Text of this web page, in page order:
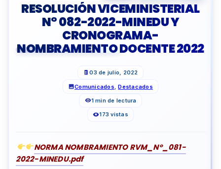
RESOLUCIÓN VICEMINISTERIAL
N° 082-2022-MINEDU Y
CRONOGRAMA-
NOMBRAMIENTO DOCENTE 2022
03 de julio, 2022
Comunicados ,Destacados
1 min de lectura
173 vistas
NORMA NOMBRAMIENTO RVM_N°_081-
2022-MINEDU.pdf